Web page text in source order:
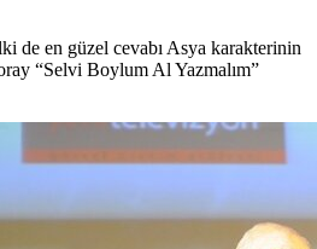
de en güzel cevabı Asya karakterinin
“Selvi Boylum Al Yazmalım”